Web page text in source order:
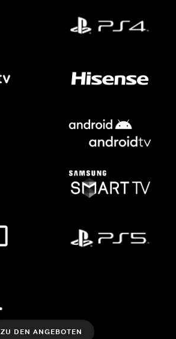
ZU DEN ANGEBOTEN